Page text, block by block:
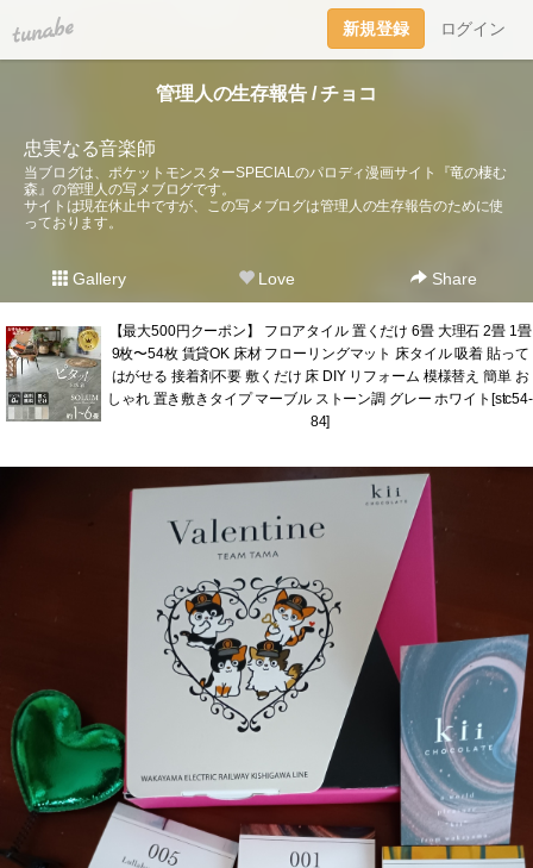
tuna.be 新規登録 ログイン
管理人の生存報告 / チョコ
忠実なる音楽師
当ブログは、ポケットモンスターSPECIALのパロディ漫画サイト『竜の棲む
森』の管理人の写メブログです。
サイトは現在休止中ですが、この写メブログは管理人の生存報告のために使
っております。
Gallery Love Share
【最大500円クーポン】 フロアタイル 置くだけ 6畳 大理石 2畳 1畳
9枚〜54枚 賃貸OK 床材 フローリングマット 床タイル 吸着 貼って
はがせる 接着剤不要 敷くだけ 床 DIY リフォーム 模様替え 簡単 お
しゃれ 置き敷きタイプ マーブル ストーン調 グレー ホワイト[stc54-
84]